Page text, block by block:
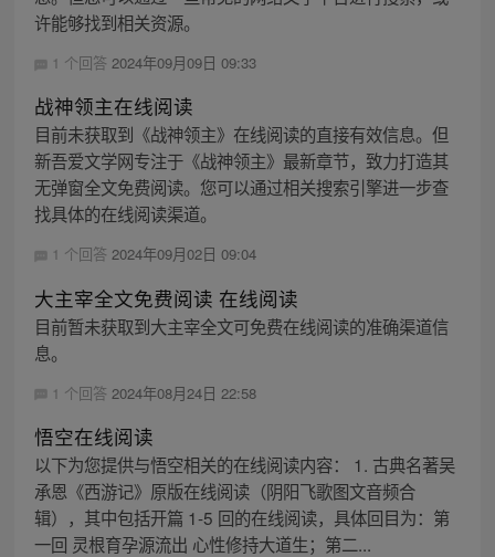
许能够找到相关资源。
1 个回答 2024年09月09日 09:33
战神领主在线阅读
目前未获取到《战神领主》在线阅读的直接有效信息。但
新吾爱文学网专注于《战神领主》最新章节，致力打造其
无弹窗全文免费阅读。您可以通过相关搜索引擎进一步查
找具体的在线阅读渠道。
1 个回答 2024年09月02日 09:04
大主宰全文免费阅读 在线阅读
目前暂未获取到大主宰全文可免费在线阅读的准确渠道信
息。
1 个回答 2024年08月24日 22:58
悟空在线阅读
以下为您提供与悟空相关的在线阅读内容： 1. 古典名著吴
承恩《西游记》原版在线阅读（阴阳飞歌图文音频合
辑），其中包括开篇 1-5 回的在线阅读，具体回目为：第
一回 灵根育孕源流出 心性修持大道生；第二...